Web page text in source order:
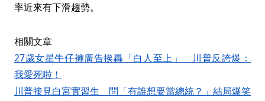
率近來有下滑趨勢。
相關文章
27歲女星牛仔褲廣告挨轟「白人至上」 川普反誇爆：
我愛死啦！
川普接見白宮實習生 問「有誰想要當總統？」結局爆笑